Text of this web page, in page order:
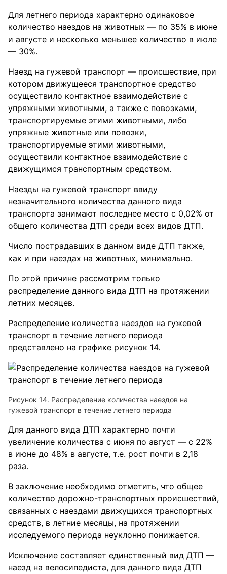
Для летнего периода характерно одинаковое
количество наездов на животных — по 35% в июне
и августе и несколько меньшее количество в июле
— 30%.
Наезд на гужевой транспорт — происшествие, при
котором движущееся транспортное средство
осуществило контактное взаимодействие с
упряжными животными, а также с повозками,
транспортируемые этими животными, либо
упряжные животные или повозки,
транспортируемые этими животными,
осуществили контактное взаимодействие с
движущимся транспортным средством.
Наезды на гужевой транспорт ввиду
незначительного количества данного вида
транспорта занимают последнее место с 0,02% от
общего количества ДТП среди всех видов ДТП.
Число пострадавших в данном виде ДТП также,
как и при наездах на животных, минимально.
По этой причине рассмотрим только
распределение данного вида ДТП на протяжении
летних месяцев.
Распределение количества наездов на гужевой
транспорт в течение летнего периода
представлено на графике рисунок 14.
Рисунок 14. Распределение количества наездов на
гужевой транспорт в течение летнего периода
Для данного вида ДТП характерно почти
увеличение количества с июня по август — с 22%
в июне до 48% в августе, т.е. рост почти в 2,18
раза.
В заключение необходимо отметить, что общее
количество дорожно-транспортных происшествий,
связанных с наездами движущихся транспортных
средств, в летние месяцы, на протяжении
исследуемого периода неуклонно понижается.
Исключение составляет единственный вид ДТП —
наезд на велосипедиста, для данного вида ДТП